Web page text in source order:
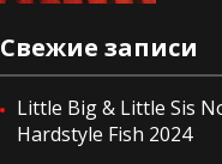
Свежие записи
Little Big & Little Sis
Hardstyle Fish 2024